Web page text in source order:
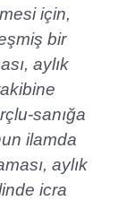
için,
bir
aylık
sanığa
ilamda
aylık
icra